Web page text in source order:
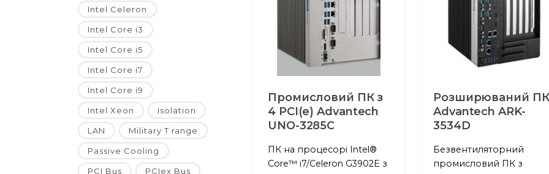
Intel Celeron
Intel Core i3
Intel Core i5
Intel Core i7
Intel Core i9
Intel Xeon Isolation
LAN Military T range
Passive Cooling
PCI Bus PCIex Bus
Промисловий ПК з
4 PCI(e) Advantech
UNO-3285C
ПК на процесорі Intel®
Core™ i7/Celeron G3902E з
Розширюваний ПК
Advantech ARK-
3534D
Безвентиляторний
промисловий ПК з